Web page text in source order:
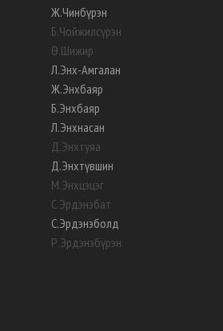
Ж.Чинбүрэн
Б.Чойжилсүрэн
Ө.Шижир
Л.Энх-Амгалан
Ж.Энхбаяр
Б.Энхбаяр
Л.Энхнасан
Д.Энхтуяа
Д.Энхтүвшин
М.Энхцэцэг
С.Эрдэнэбат
С.Эрдэнэболд
Р.Эрдэнэбүрэн